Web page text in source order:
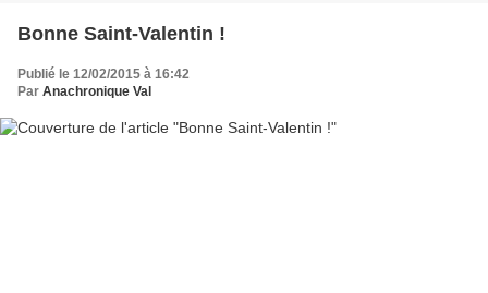
Bonne Saint-Valentin !
Publié le 12/02/2015 à 16:42
Par Anachronique Val